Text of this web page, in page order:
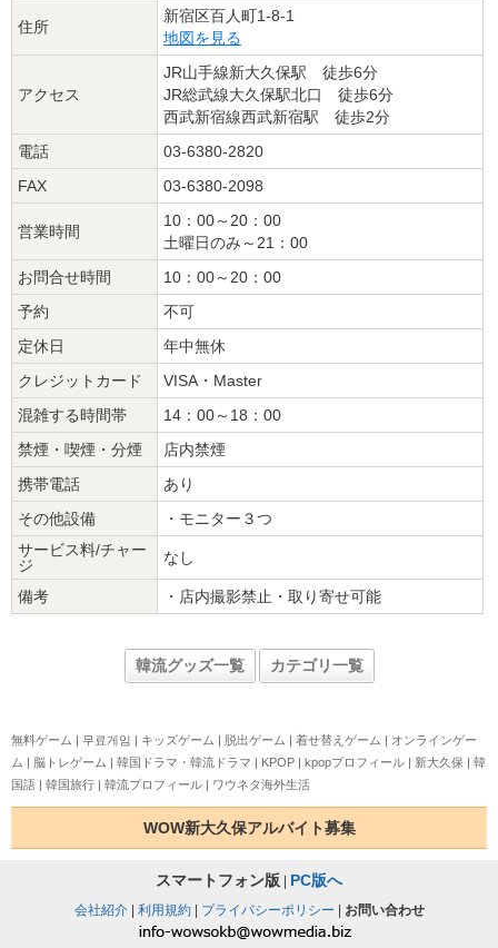
住所
新宿区百人町1-8-1
地図を見る
アクセス
JR山手線新大久保駅 徒歩6分
JR総武線大久保駅北口 徒歩6分
西武新宿線西武新宿駅 徒歩2分
電話
03-6380-2820
FAX
03-6380-2098
営業時間
10：00～20：00
土曜日のみ～21：00
お問合せ時間
10：00～20：00
予約
不可
定休日
年中無休
クレジットカード
VISA・Master
混雑する時間帯
14：00～18：00
禁煙・喫煙・分煙
店内禁煙
携帯電話
あり
その他設備
・モニター３つ
サービス料/チャー
ジ
なし
備考 ・店内撮影禁止・取り寄せ可能
韓流グッズ一覧 カテゴリ一覧
無料ゲーム | 무료게임 | キッズゲーム | 脱出ゲーム | 着せ替えゲーム | オンラインゲー
ム | 脳トレゲーム | 韓国ドラマ・韓流ドラマ | KPOP | kpopプロフィール | 新大久保 | 韓
国語 | 韓国旅行 | 韓流プロフィール | ワウネタ海外生活
WOW新大久保アルバイト募集
スマートフォン版 | PC版へ
会社紹介| 利用規約| プライバシーポリシー | お問い合わせ